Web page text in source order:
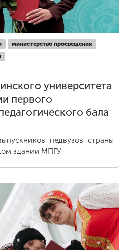
министерство просвещения
университета
первого
бала
педвузов страны
здании МПГУ